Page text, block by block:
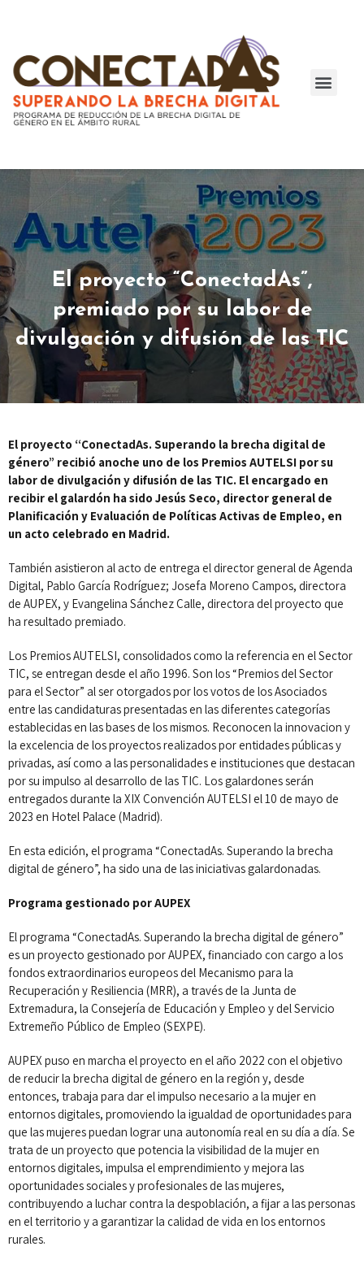
El proyecto “ConectadAs”,
premiado por su labor de
divulgación y difusión de las TIC
El proyecto “ConectadAs. Superando la brecha digital de
género” recibió anoche uno de los Premios AUTELSI por su
labor de divulgación y difusión de las TIC. El encargado en
recibir el galardón ha sido Jesús Seco, director general de
Planificación y Evaluación de Políticas Activas de Empleo, en
un acto celebrado en Madrid.
También asistieron al acto de entrega el director general de Agenda
Digital, Pablo García Rodríguez; Josefa Moreno Campos, directora
de AUPEX, y Evangelina Sánchez Calle, directora del proyecto que
ha resultado premiado.
Los Premios AUTELSI, consolidados como la referencia en el Sector
TIC, se entregan desde el año 1996. Son los “Premios del Sector
para el Sector” al ser otorgados por los votos de los Asociados
entre las candidaturas presentadas en las diferentes categorías
establecidas en las bases de los mismos. Reconocen la innovacion y
la excelencia de los proyectos realizados por entidades públicas y
privadas, así como a las personalidades e instituciones que destacan
por su impulso al desarrollo de las TIC. Los galardones serán
entregados durante la XIX Convención AUTELSI el 10 de mayo de
2023 en Hotel Palace (Madrid).
En esta edición, el programa “ConectadAs. Superando la brecha
digital de género”, ha sido una de las iniciativas galardonadas.
Programa gestionado por AUPEX
El programa “ConectadAs. Superando la brecha digital de género”
es un proyecto gestionado por AUPEX, financiado con cargo a los
fondos extraordinarios europeos del Mecanismo para la
Recuperación y Resiliencia (MRR), a través de la Junta de
Extremadura, la Consejería de Educación y Empleo y del Servicio
Extremeño Público de Empleo (SEXPE).
AUPEX puso en marcha el proyecto en el año 2022 con el objetivo
de reducir la brecha digital de género en la región y, desde
entonces, trabaja para dar el impulso necesario a la mujer en
entornos digitales, promoviendo la igualdad de oportunidades para
que las mujeres puedan lograr una autonomía real en su día a día. Se
trata de un proyecto que potencia la visibilidad de la mujer en
entornos digitales, impulsa el emprendimiento y mejora las
oportunidades sociales y profesionales de las mujeres,
contribuyendo a luchar contra la despoblación, a fijar a las personas
en el territorio y a garantizar la calidad de vida en los entornos
rurales.